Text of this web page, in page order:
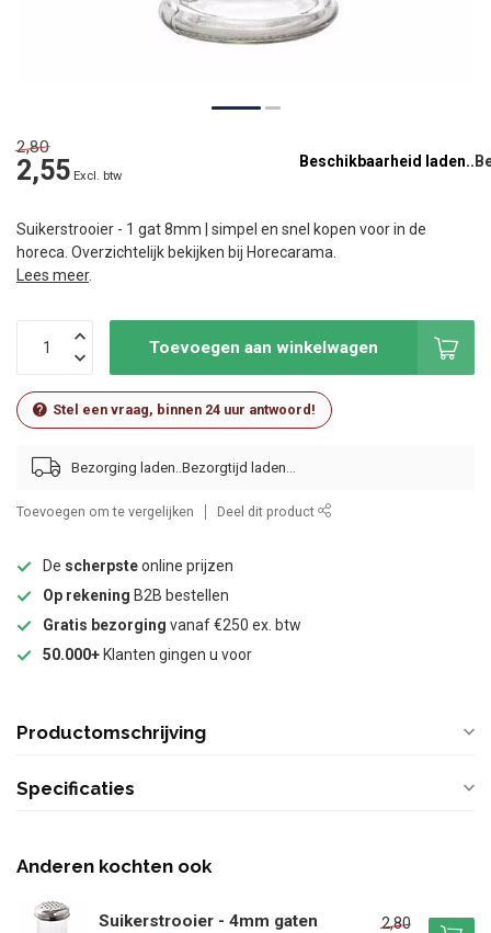
2,80
2,55 Excl. btw
Beschikbaarheid laden..
Suikerstrooier - 1 gat 8mm | simpel en snel kopen voor in de
horeca. Overzichtelijk bekijken bij Horecarama.
Lees meer.
Toevoegen aan winkelwagen
Stel een vraag, binnen 24 uur antwoord!
Bezorging laden..
Toevoegen om te vergelijken Deel dit product
De scherpsteonline prijzen
Op rekening B2B bestellen
Gratis bezorging vanaf €250 ex. btw
50.000+ Klanten gingen u voor
Productomschrijving
Specificaties
Anderen kochten ook
Suikerstrooier - 4mm gaten
2,80